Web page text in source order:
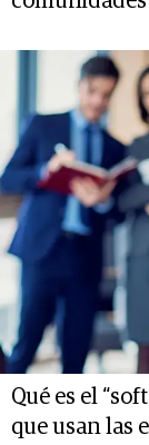
Qué es el
que usan las